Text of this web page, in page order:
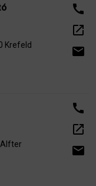
Krefeld
call
open_in_new
email
Alfter
call
open_in_new
email